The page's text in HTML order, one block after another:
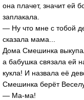
она плачет, значит ей
заплакала.
— Ну что мне с тобой
сказала мама...
Дома Смешинка
а бабушка связала ей
кукла! И назвала её
Смешинка берёт
— Ма-ма!